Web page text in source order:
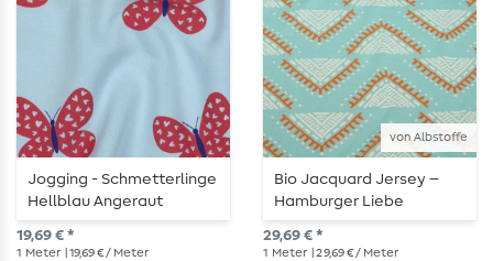
Jogging - Schmetterlinge
Hellblau Angeraut
19,69 € *
1 Meter | 19,69 € / Meter
von Albstoffe
Bio Jacquard Jersey –
Hamburger Liebe
Western Fairy Tales
Camp Site Türkis
29,69 € *
1 Meter | 29,69 € / Meter